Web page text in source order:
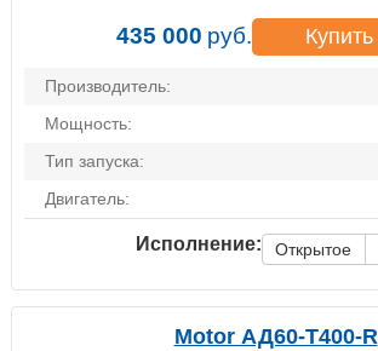
435 000 руб. Купить
Производитель:
Мощность:
Тип запуска:
Двигатель:
Исполнение: Открытое
Motor АД60-Т400-R